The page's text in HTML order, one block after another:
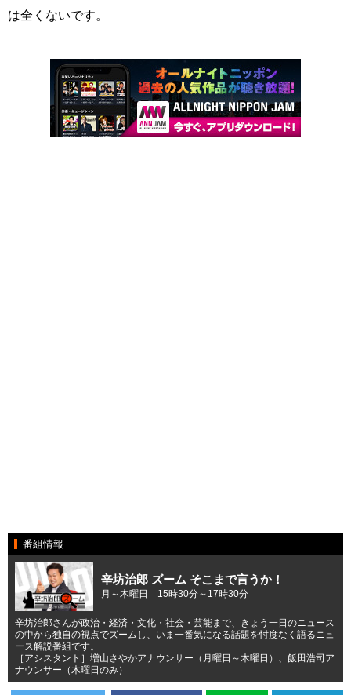
は全くないです。
番組情報
辛坊治郎 ズーム そこまで言うか！
月～木曜日 15時30分～17時30分
辛坊治郎さんが政治・経済・文化・社会・芸能まで、きょう一日のニュース
の中から独自の視点でズームし、いま一番気になる話題を忖度なく語るニュ
ース解説番組です。
［アシスタント］増山さやかアナウンサー（月曜日～木曜日）、飯田浩司ア
ナウンサー（木曜日のみ）